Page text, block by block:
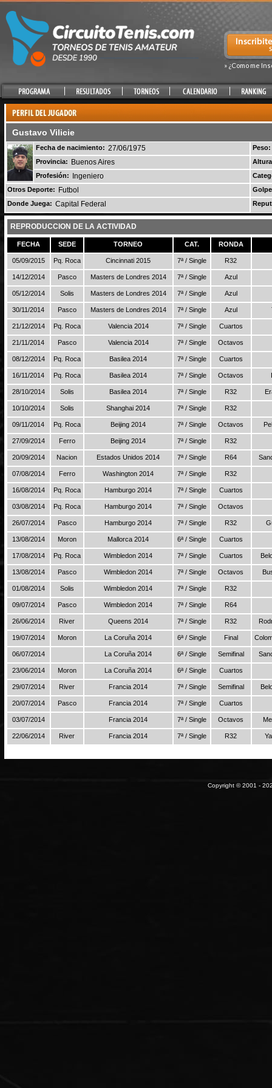
» ¿Como me
Gustavo Vilicie
Fecha de nacimiento: 27/06/1975
Peso:
Provincia:
Buenos Aires
Profesión:
Ingeniero
Otros Deporte:
Futbol
Donde Juega: Capital Federal
REPRODUCCION DE LA ACTIVIDAD
FECHA SEDE TORNEO CAT. RONDA
05/09/2015 Pq. Roca Cincinnati 2015 7ª / Single R32
14/12/2014 Pasco Masters de Londres 2014 7ª / Single Azul
05/12/2014 Solis Masters de Londres 2014 7ª / Single Azul
30/11/2014 Pasco Masters de Londres 2014 7ª / Single Azul
21/12/2014 Pq. Roca Valencia 2014 7ª / Single Cuartos
21/11/2014 Pasco Valencia 2014 7ª / Single Octavos
08/12/2014 Pq. Roca Basilea 2014 7ª / Single Cuartos
16/11/2014 Pq. Roca Basilea 2014 7ª / Single Octavos
28/10/2014 Solis Basilea 2014 7ª / Single R32
10/10/2014 Solis Shanghai 2014 7ª / Single R32
09/11/2014 Pq. Roca Beijing 2014 7ª / Single Octavos
27/09/2014 Ferro Beijing 2014 7ª / Single R32
20/09/2014 Nacion Estados Unidos 2014 7ª / Single R64
07/08/2014 Ferro Washington 2014 7ª / Single R32
16/08/2014 Pq. Roca Hamburgo 2014 7ª / Single Cuartos
03/08/2014 Pq. Roca Hamburgo 2014 7ª / Single Octavos
26/07/2014 Pasco Hamburgo 2014 7ª / Single R32
13/08/2014 Moron Mallorca 2014 6ª / Single Cuartos
17/08/2014 Pq. Roca Wimbledon 2014 7ª / Single Cuartos
13/08/2014 Pasco Wimbledon 2014 7ª / Single Octavos
01/08/2014 Solis Wimbledon 2014 7ª / Single R32
09/07/2014 Pasco Wimbledon 2014 7ª / Single R64
26/06/2014 River Queens 2014 7ª / Single R32
19/07/2014 Moron La Coruña 2014 6ª / Single Final
06/07/2014 La Coruña 2014 6ª / Single Semifinal
23/06/2014 Moron La Coruña 2014 6ª / Single Cuartos
29/07/2014 River Francia 2014 7ª / Single Semifinal
20/07/2014 Pasco Francia 2014 7ª / Single Cuartos
03/07/2014 Francia 2014 7ª / Single Octavos
22/06/2014 River Francia 2014 7ª / Single R32
Copyright © 2001 -